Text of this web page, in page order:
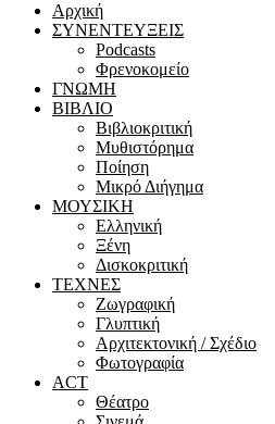
Αρχική
ΣΥΝΕΝΤΕΥΞΕΙΣ
Podcasts
Φρενοκομείο
ΓΝΩΜΗ
ΒΙΒΛΙΟ
Βιβλιοκριτική
Μυθιστόρημα
Ποίηση
Μικρό Διήγημα
ΜΟΥΣΙΚΗ
Ελληνική
Ξένη
Δισκοκριτική
ΤΕΧΝΕΣ
Ζωγραφική
Γλυπτική
Αρχιτεκτονική / Σχέδιο
Φωτογραφία
ACT
Θέατρο